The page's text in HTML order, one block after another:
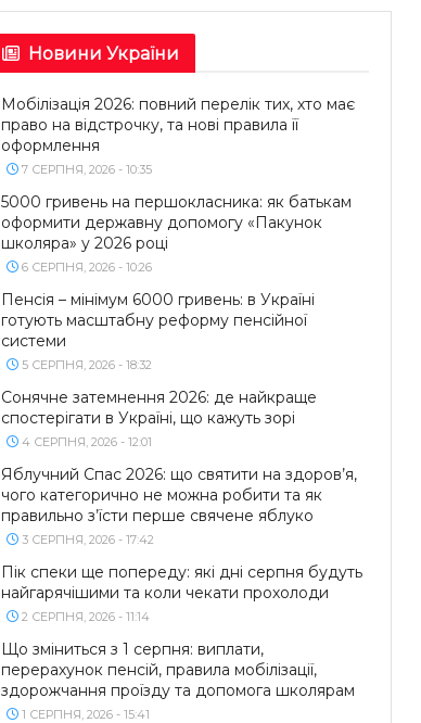
Новини України
Мобілізація 2026: повний перелік тих, хто має
право на відстрочку, та нові правила її
оформлення
7 СЕРПНЯ, 2026 - 10:35
5000 гривень на першокласника: як батькам
оформити державну допомогу «Пакунок
школяра» у 2026 році
6 СЕРПНЯ, 2026 - 10:26
Пенсія – мінімум 6000 гривень: в Україні
готують масштабну реформу пенсійної
системи
5 СЕРПНЯ, 2026 - 18:32
Сонячне затемнення 2026: де найкраще
спостерігати в Україні, що кажуть зорі
4 СЕРПНЯ, 2026 - 12:01
Яблучний Спас 2026: що святити на здоров’я,
чого категорично не можна робити та як
правильно з’їсти перше свячене яблуко
3 СЕРПНЯ, 2026 - 17:42
Пік спеки ще попереду: які дні серпня будуть
найгарячішими та коли чекати прохолоди
2 СЕРПНЯ, 2026 - 11:14
Що зміниться з 1 серпня: виплати,
перерахунок пенсій, правила мобілізації,
здорожчання проїзду та допомога школярам
1 СЕРПНЯ, 2026 - 15:41